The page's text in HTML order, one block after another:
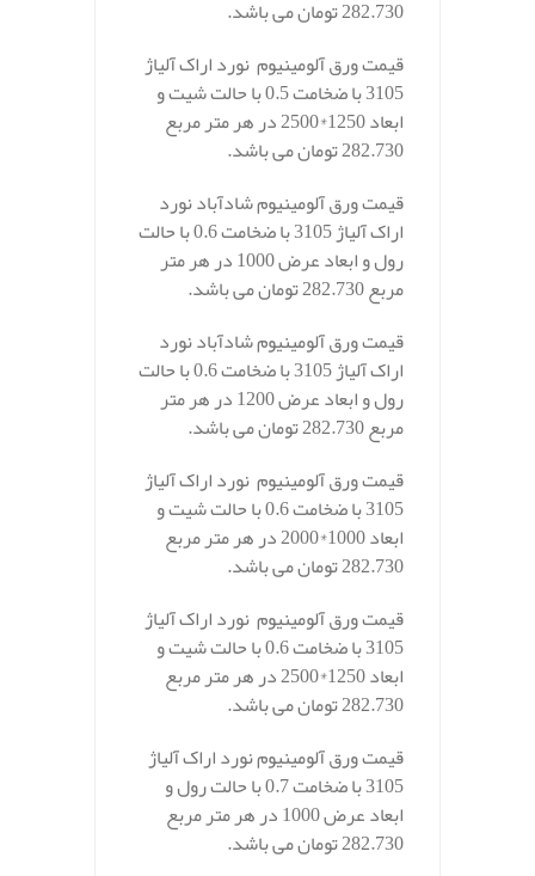
282.730 تومان می باشد.
قیمت ورق آلومینیوم نورد اراک آلیاژ
3105 با ضخامت 0.5 با حالت شیت و
ابعاد 1250*2500 در هر متر مربع
282.730 تومان می باشد.
قیمت ورق آلومینیوم شادآباد نورد
اراک آلیاژ 3105 با ضخامت 0.6 با حالت
رول و ابعاد عرض 1000 در هر متر
مربع 282.730 تومان می باشد.
قیمت ورق آلومینیوم شادآباد نورد
اراک آلیاژ 3105 با ضخامت 0.6 با حالت
رول و ابعاد عرض 1200 در هر متر
مربع 282.730 تومان می باشد.
قیمت ورق آلومینیوم نورد اراک آلیاژ
3105 با ضخامت 0.6 با حالت شیت و
ابعاد 1000*2000 در هر متر مربع
282.730 تومان می باشد.
قیمت ورق آلومینیوم نورد اراک آلیاژ
3105 با ضخامت 0.6 با حالت شیت و
ابعاد 1250*2500 در هر متر مربع
282.730 تومان می باشد.
قیمت ورق آلومینیوم نورد اراک آلیاژ
3105 با ضخامت 0.7 با حالت رول و
ابعاد عرض 1000 در هر متر مربع
282.730 تومان می باشد.